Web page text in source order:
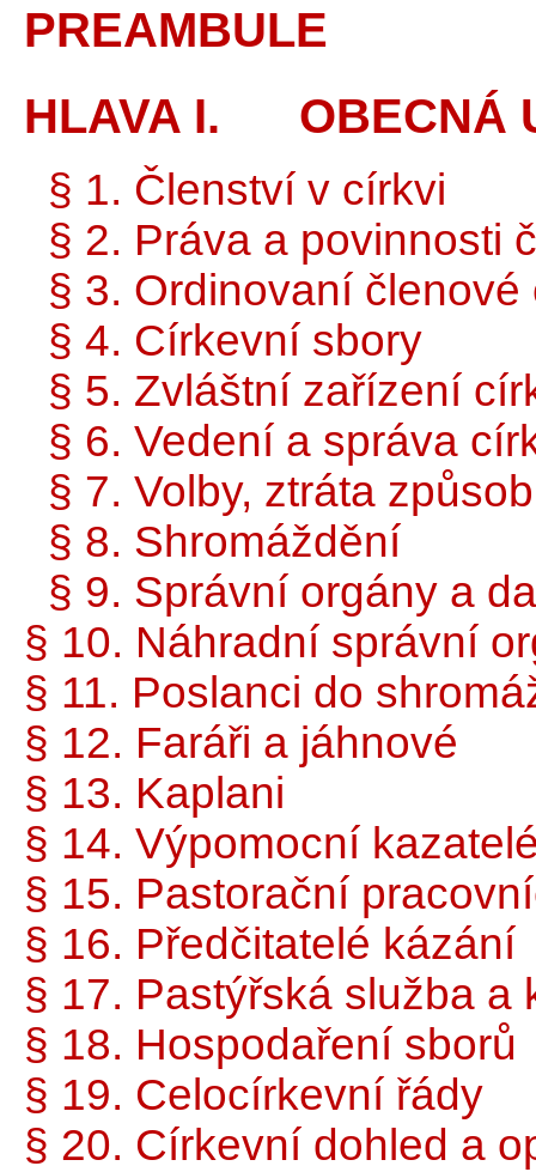
PREAMBULE
HLAVA I. OBECNÁ
§ 1. Členství v církvi
§ 2. Práva a povinnosti
§ 3. Ordinovaní
§ 4. Církevní sbory
§ 5. Zvláštní zařízení
§ 6. Vedení a správa
§ 7. Volby, ztráta
§ 8. Shromáždění
§ 9. Správní orgány a
§ 10. Náhradní správní
§ 11. Poslanci do
§ 12. Faráři a jáhnové
§ 13. Kaplani
§ 14. Výpomocní
§ 15. Pastorační
§ 16. Předčitatelé kázání
§ 17. Pastýřská služba a
§ 18. Hospodaření sborů
§ 19. Celocírkevní řády
§ 20. Církevní dohled a